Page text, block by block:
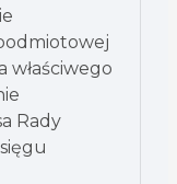
właściwego
Rady